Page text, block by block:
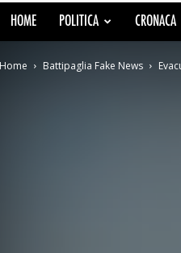
HOME POLITICA CRONACA
Home Battipaglia Fake News